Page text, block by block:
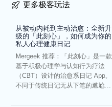
更多极客玩法
从被动内耗到主动治愈：全新升
级的「此刻心」，如何成为你的
私人心理健康日记
Mergeek 推荐：「此刻心」是一款
基于积极心理学与认知行为疗法
（CBT）设计的治愈系日记 App。
不同于传统日记无从下笔的尴尬，